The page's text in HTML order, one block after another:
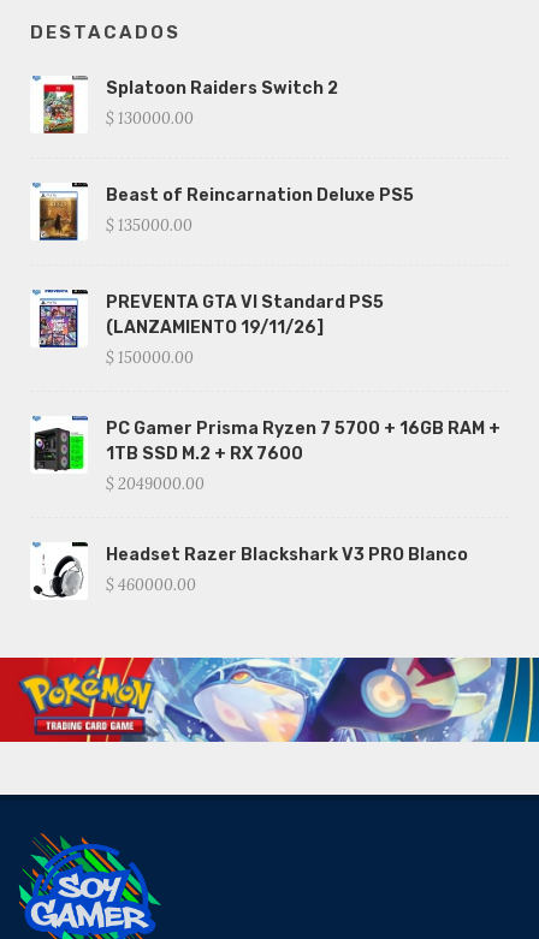
DESTACADOS
Splatoon Raiders Switch 2
$ 130000.00
Beast of Reincarnation Deluxe PS5
$ 135000.00
PREVENTA GTA VI Standard PS5
(LANZAMIENTO 19/11/26]
$ 150000.00
PC Gamer Prisma Ryzen 7 5700 + 16GB RAM +
1TB SSD M.2 + RX 7600
$ 2049000.00
Headset Razer Blackshark V3 PRO Blanco
$ 460000.00